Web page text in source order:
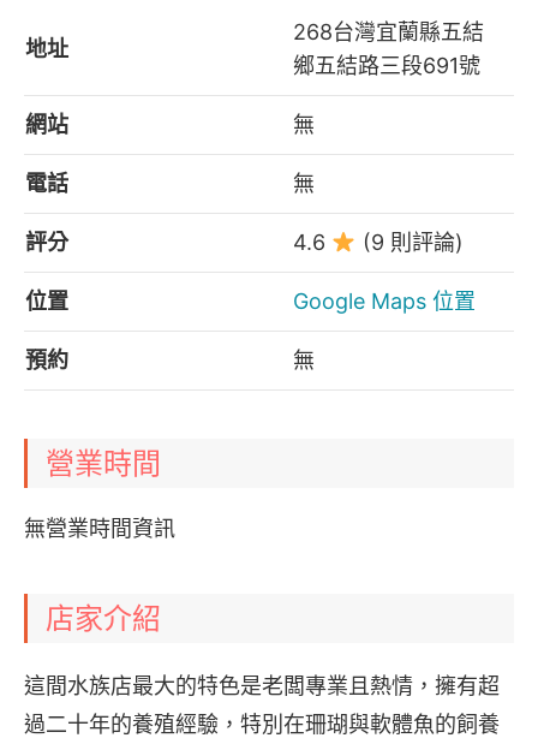
地址
268台灣宜蘭縣五結
鄉五結路三段691號
網站 無
電話 無
評分 4.6 (9 則評論)
位置 Google Maps 位置
預約 無
營業時間
無營業時間資訊
店家介紹
這間水族店最大的特色是老闆專業且熱情，擁有超
過二十年的養殖經驗，特別在珊瑚與軟體魚的飼養